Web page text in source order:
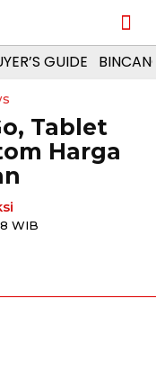
GUIDE
Tablet
Harga
WIB